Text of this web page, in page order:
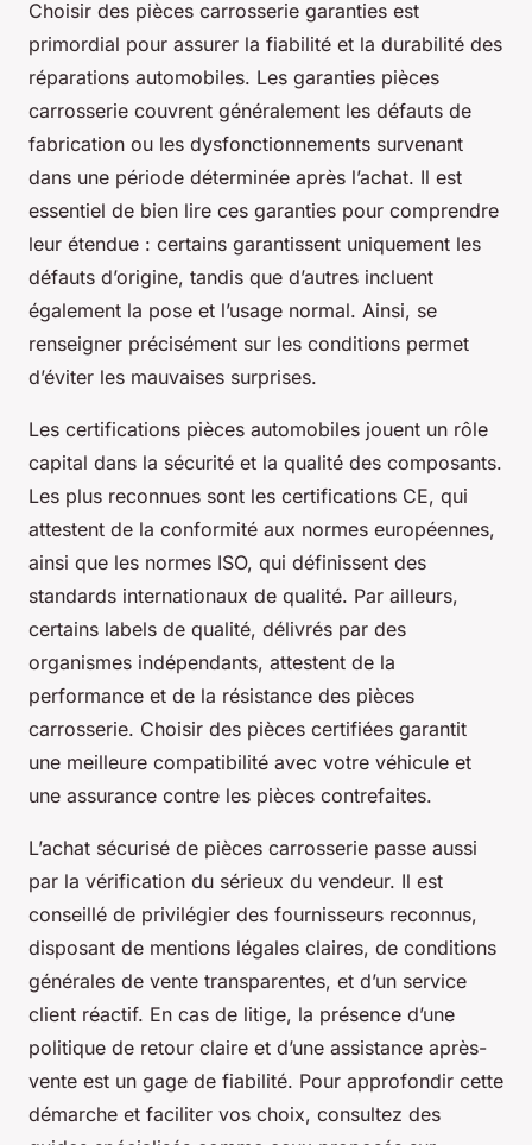
Choisir des pièces carrosserie garanties est
primordial pour assurer la fiabilité et la durabilité des
réparations automobiles. Les garanties pièces
carrosserie couvrent généralement les défauts de
fabrication ou les dysfonctionnements survenant
dans une période déterminée après l’achat. Il est
essentiel de bien lire ces garanties pour comprendre
leur étendue : certains garantissent uniquement les
défauts d’origine, tandis que d’autres incluent
également la pose et l’usage normal. Ainsi, se
renseigner précisément sur les conditions permet
d’éviter les mauvaises surprises.
Les certifications pièces automobiles jouent un rôle
capital dans la sécurité et la qualité des composants.
Les plus reconnues sont les certifications CE, qui
attestent de la conformité aux normes européennes,
ainsi que les normes ISO, qui définissent des
standards internationaux de qualité. Par ailleurs,
certains labels de qualité, délivrés par des
organismes indépendants, attestent de la
performance et de la résistance des pièces
carrosserie. Choisir des pièces certifiées garantit
une meilleure compatibilité avec votre véhicule et
une assurance contre les pièces contrefaites.
L’achat sécurisé de pièces carrosserie passe aussi
par la vérification du sérieux du vendeur. Il est
conseillé de privilégier des fournisseurs reconnus,
disposant de mentions légales claires, de conditions
générales de vente transparentes, et d’un service
client réactif. En cas de litige, la présence d’une
politique de retour claire et d’une assistance après-
vente est un gage de fiabilité. Pour approfondir cette
démarche et faciliter vos choix, consultez des